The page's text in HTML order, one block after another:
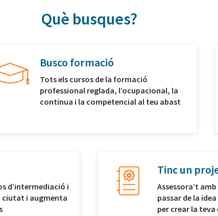
Què busques?
Busco formació
Tots els cursos de la formació
professional reglada, l’ocupacional, la
continua i la competencial al teu abast
d’intermediació i
ciutat i augmenta
Tinc un
Assessora’t
passar de la
per crear la teva